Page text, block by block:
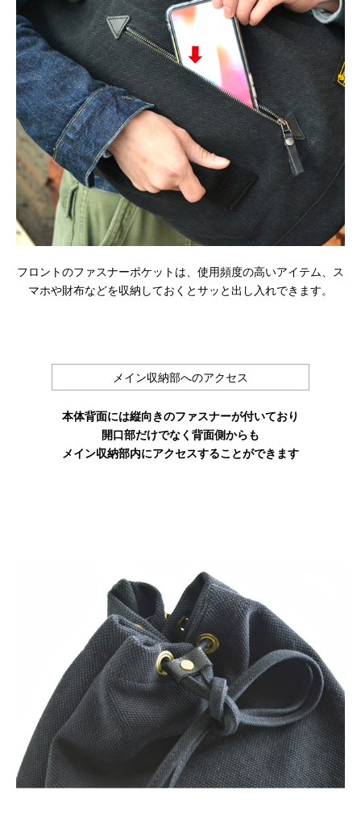
フロントのファスナーポケットは、使用頻度の高いアイテム、ス
マホや財布などを収納しておくとサッと出し入れできます。
メイン収納部へのアクセス
本体背面には縦向きのファスナーが付いており
開口部だけでなく背面側からも
メイン収納部内にアクセスすることができます